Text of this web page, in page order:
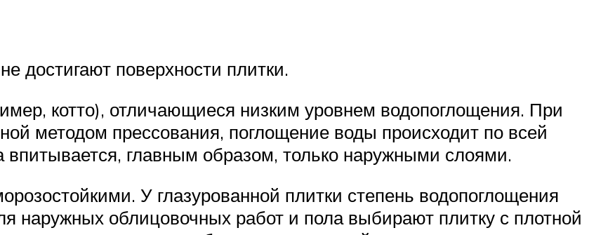
достигают поверхности плитки.
котто), отличающиеся низким уровнем водопоглощения. При
методом прессования, поглощение воды происходит по всей
главным образом, только наружными слоями.
У глазурованной плитки степень водопоглощения
наружных облицовочных работ и пола выбирают плитку с плотной